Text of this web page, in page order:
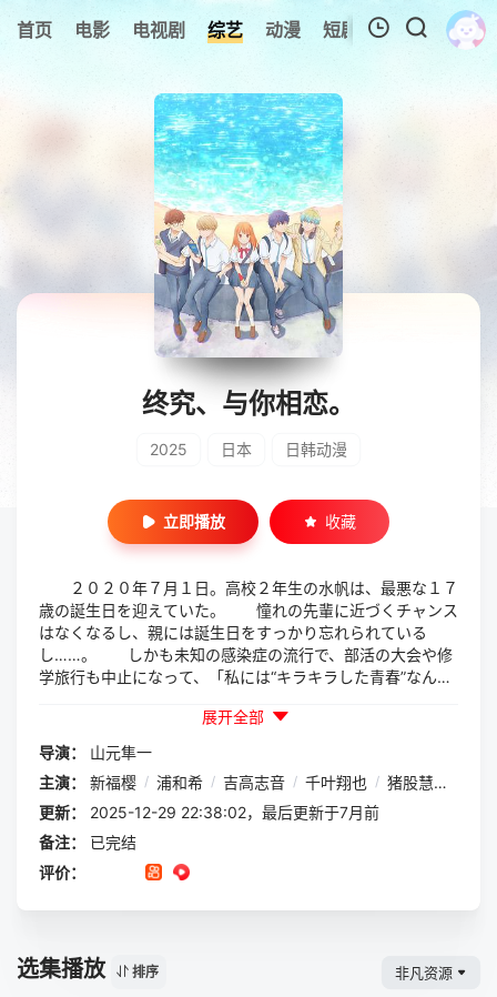
首页 电影 电视剧 综艺 动漫 短剧 今日更新
0
暂无观看影片的记录
终究、与你相恋。
2025 日本 日韩动漫
立即播放 收藏
２０２０年７月１日。高校２年生の水帆は、最悪な１７
歳の誕生日を迎えていた。 憧れの先輩に近づくチャンス
はなくなるし、親には誕生日をすっかり忘れられている
し……。 しかも未知の感染症の流行で、部活の大会や修
学旅行も中止になって、「私には“キラキラした青春”なんて
みの輝月（きづき）が、突然、“彼氏候補宣言”をしてきて―
―。 家族のように育った４人の幼なじみの男の子と、主
人公の水帆との恋愛模様を描いた学園青春ストーリー。
展开全部
导演：
山元隼一
主演：
新福樱 / 浦和希 / 吉高志音 / 千叶翔也 / 猪股慧士
更新：
2025-12-29 22:38:02，最后更新于7月前
备注：
已完结
评价：
选集播放 排序 非凡资源